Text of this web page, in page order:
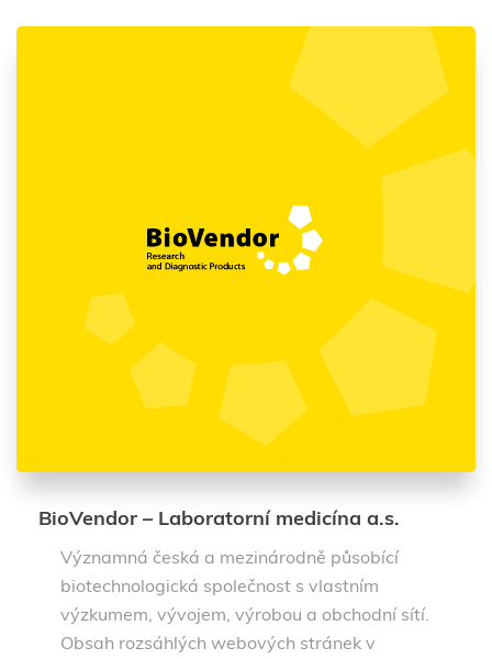
BioVendor – Laboratorní medicína a.s.
Významná česká a mezinárodně působící
biotechnologická společnost s vlastním
výzkumem, vývojem, výrobou a obchodní sítí.
Obsah rozsáhlých webových stránek v